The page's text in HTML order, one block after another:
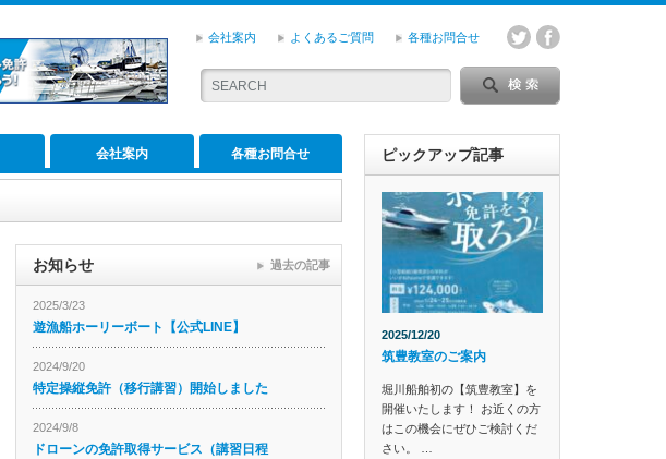
会社案内 よくあるご質問 各種お問合せ
会社案内 各種お問合せ
お知らせ
2025/3/23
遊漁船ホーリーボート【公式LINE】
2024/9/20
特定操縦免許（移行講習）開始しました
2024/9/8
ドローンの免許取得サービス（講習日程
過去の記事
ピックアップ記事
2025/12/20
筑豊教室のご案内
堀川船舶初の【筑豊教室】を
開催いたします！ お近くの方
はこの機会にぜひご検討くだ
さい。 …